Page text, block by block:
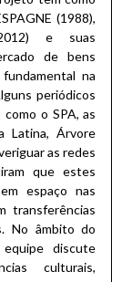
(1988),
e suas
de bens
na
periódicos
o SPA, as
Latina, Árvore
as redes
que estes
espaço nas
transferências
No âmbito do
discute
culturais,